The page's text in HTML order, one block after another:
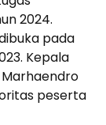
2024.
pada
Kepala
Marhaendro
peserta